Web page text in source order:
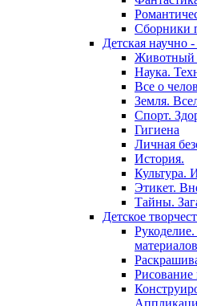
Сборники
Детская научно
Животный
Наука.
Все о
Земля.
Спорт.
Гигиена
Личная
История.
Культура.
Этикет.
Тайны.
Детское
материалов